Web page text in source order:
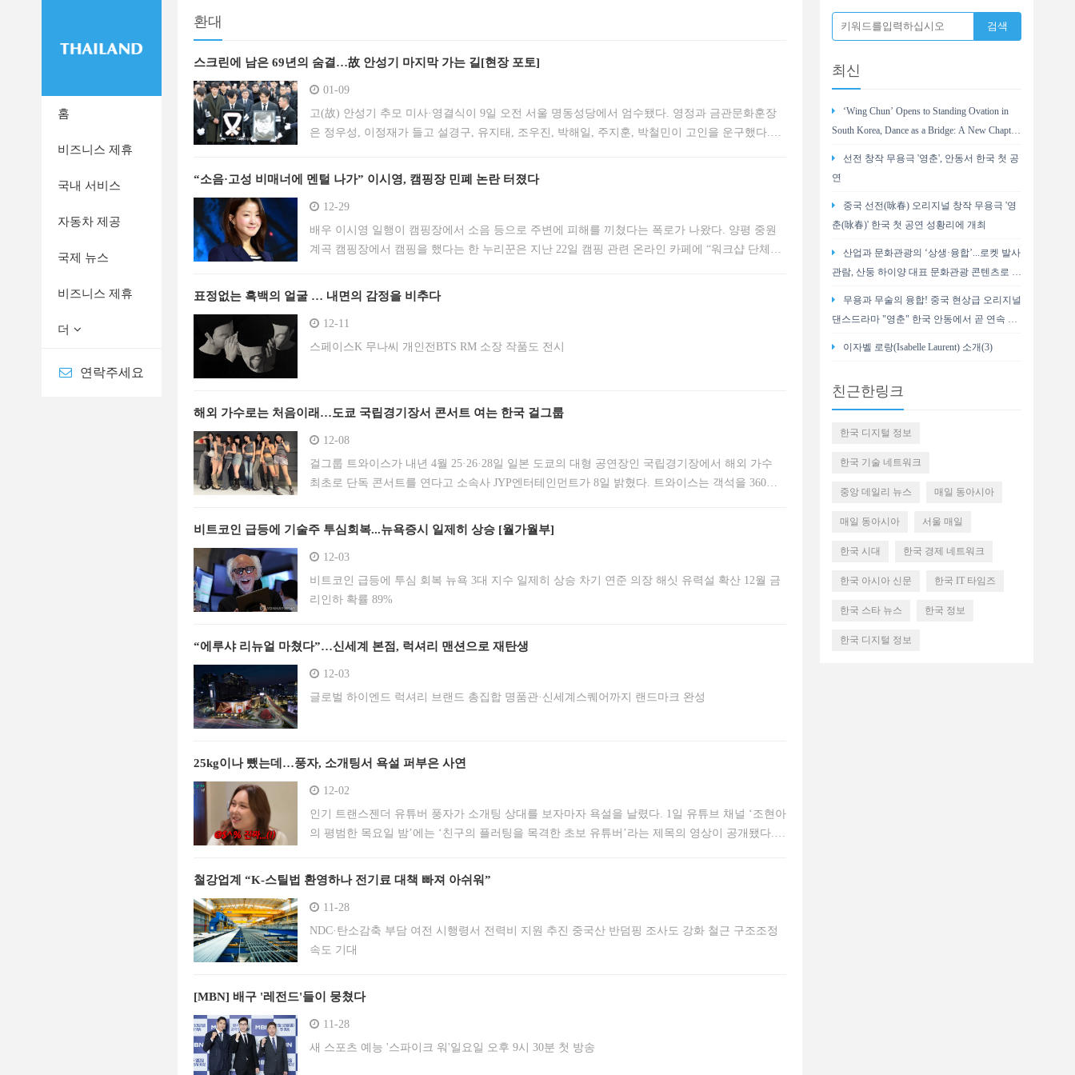
홈
비즈니스 제휴
국내 서비스
자동차 제공
국제 뉴스
비즈니스 제휴
더
연락주세요
환대
스크린에 남은 69년의 숨결…故 안성기 마지막 가는 길[현장 포토]
01-09
고(故) 안성기 추모 미사·영결식이 9일 오전 서울 명동성당에서 엄수됐다. 영정과 금관문화훈장
은 정우성, 이정재가 들고 설경구, 유지태, 조우진, 박해일, 주지훈, 박철민이 고인을 운구했다.
들 배웅 속 영면 #유지태, 안타까운 마음뿐 #주지훈, 침
“소음·고성 비매너에 멘털 나가” 이시영, 캠핑장 민폐 논란 터졌다
12-29
배우 이시영 일행이 캠핑장에서 소음 등으로 주변에 피해를 끼쳤다는 폭로가 나왔다. 양평 중원
계곡 캠핑장에서 캠핑을 했다는 한 누리꾼은 지난 22일 캠핑 관련 온라인 카페에 “워크샵 단체팀
이 자유분방하게 지내면서 스피커로 노래도 흘러 나오고 한 분은 상의를 탈의하
표정없는 흑백의 얼굴 … 내면의 감정을 비추다
12-11
스페이스K 무나씨 개인전BTS RM 소장 작품도 전시
해외 가수로는 처음이래…도쿄 국립경기장서 콘서트 여는 한국 걸그룹
12-08
걸그룹 트와이스가 내년 4월 25·26·28일 일본 도쿄의 대형 공연장인 국립경기장에서 해외 가수
최초로 단독 콘서트를 연다고 소속사 JYP엔터테인먼트가 8일 밝혔다. 트와이스는 객석을 360도
이다. 이번 콘서트는 트와이스의 여섯 번째 월드투어 ‘디스 이즈 포’
비트코인 급등에 기술주 투심회복...뉴욕증시 일제히 상승 [월가월부]
12-03
비트코인 급등에 투심 회복 뉴욕 3대 지수 일제히 상승 차기 연준 의장 해싯 유력설 확산 12월 금
리인하 확률 89%
“에루샤 리뉴얼 마쳤다”…신세계 본점, 럭셔리 맨션으로 재탄생
12-03
글로벌 하이엔드 럭셔리 브랜드 총집합 명품관·신세계스퀘어까지 랜드마크 완성
25kg이나 뺐는데…풍자, 소개팅서 욕설 퍼부은 사연
12-02
인기 트랜스젠더 유튜버 풍자가 소개팅 상대를 보자마자 욕설을 날렸다. 1일 유튜브 채널 ‘조현아
의 평범한 목요일 밤’에는 ‘친구의 플러팅을 목격한 초보 유튜버’라는 제목의 영상이 공개됐다.
보다 먼저 식당에 도착한 풍자는 확 달라진 여성스러운 분위기로 조현아를 깜짝
철강업계 “K-스틸법 환영하나 전기료 대책 빠져 아쉬워”
11-28
NDC·탄소감축 부담 여전 시행령서 전력비 지원 추진 중국산 반덤핑 조사도 강화 철근 구조조정
속도 기대
[MBN] 배구 '레전드'들이 뭉쳤다
11-28
새 스포츠 예능 '스파이크 워'일요일 오후 9시 30분 첫 방송
최신
‘Wing Chun’ Opens to Standing Ovation in
South Korea, Dance as a Bridge: A New Chapter
선전 창작 무용극 '영춘', 안동서 한국 첫 공
연
중국 선전(咏春) 오리지널 창작 무용극 '영
춘(咏春)' 한국 첫 공연 성황리에 개최
산업과 문화관광의 ‘상생·융합’...로켓 발사
관람, 산둥 하이양 대표 문화관광 콘텐츠로 부
무용과 무술의 융합! 중국 현상급 오리지널
댄스드라마 "영춘" 한국 안동에서 곧 연속 2
이자벨 로랑(Isabelle Laurent) 소개(3)
친근한링크
한국 디지털 정보
한국 기술 네트워크
중앙 데일리 뉴스 매일 동아시아
매일 동아시아 서울 매일
한국 시대 한국 경제 네트워크
한국 아시아 신문 한국 IT 타임즈
한국 스타 뉴스 한국 정보
한국 디지털 정보